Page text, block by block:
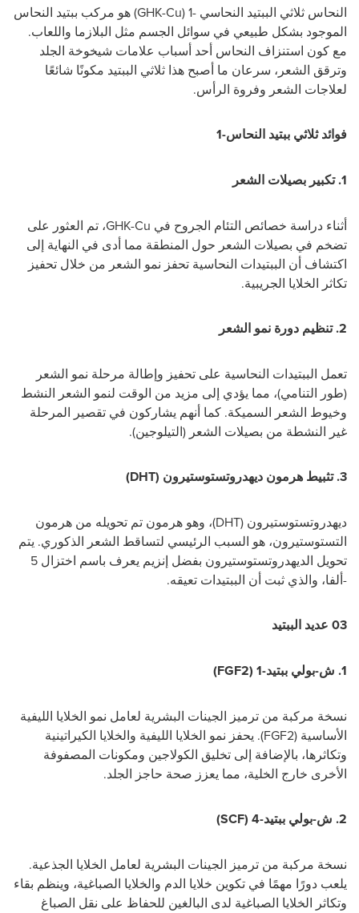
النحاس ثلاثي الببتيد النحاسي -1 ( GHK-Cu) هو مركب ببتيد النحاس
الموجود بشكل طبيعي في سوائل الجسم مثل البلازما واللعاب.
مع كون استنزاف النحاس أحد أسباب علامات شيخوخة الجلد
وترقق الشعر، سرعان ما أصبح هذا ثلاثي الببتيد مكونًا شائعًا
لعلاجات الشعر وفروة الرأس.
فوائد ثلاثي ببتيد النحاس-1
1. تكبير بصيلات الشعر
أثناء دراسة خصائص التئام الجروح في GHK-Cu، تم العثور على
تضخم في بصيلات الشعر حول المنطقة مما أدى في النهاية إلى
اكتشاف أن الببتيدات النحاسية تحفز نمو الشعر من خلال تحفيز
تكاثر الخلايا الجريبية.
2. تنظيم دورة نمو الشعر
تعمل الببتيدات النحاسية على تحفيز وإطالة مرحلة نمو الشعر
(طور التنامي)، مما يؤدي إلى مزيد من الوقت لنمو الشعر النشط
وخيوط الشعر السميكة. كما أنهم يشاركون في تقصير المرحلة
غير النشطة من بصيلات الشعر (التيلوجين).
3. تثبيط هرمون ديهدروتستوستيرون (DHT
)
ديهدروتستوستيرون ((DHT، وهو هرمون تم تحويله من هرمون
التستوستيرون، هو السبب الرئيسي لتساقط الشعر الذكوري. يتم
تحويل الديهدروتستوستيرون بفضل إنزيم يعرف باسم اختزال 5
-ألفا، والذي ثبت أن الببتيدات تعيقه.
03 عديد الببتيد
1. ش-بولي ببتيد-1 ( (FGF2
نسخة مركبة من ترميز الجينات البشرية لعامل نمو الخلايا الليفية
الأساسية (FGF2
). يحفز نمو الخلايا الليفية والخلايا الكيراتينية
وتكاثرها، بالإضافة إلى تخليق الكولاجين ومكونات المصفوفة
الأخرى خارج الخلية، مما يعزز صحة حاجز الجلد.
2. ش-بولي ببتيد-4 ( (SCF
نسخة مركبة من ترميز الجينات البشرية لعامل الخلايا الجذعية.
يلعب دورًا مهمًا في تكوين خلايا الدم والخلايا الصباغية، وينظم بقاء
وتكاثر الخلايا الصباغية لدى البالغين للحفاظ على نقل الصباغ